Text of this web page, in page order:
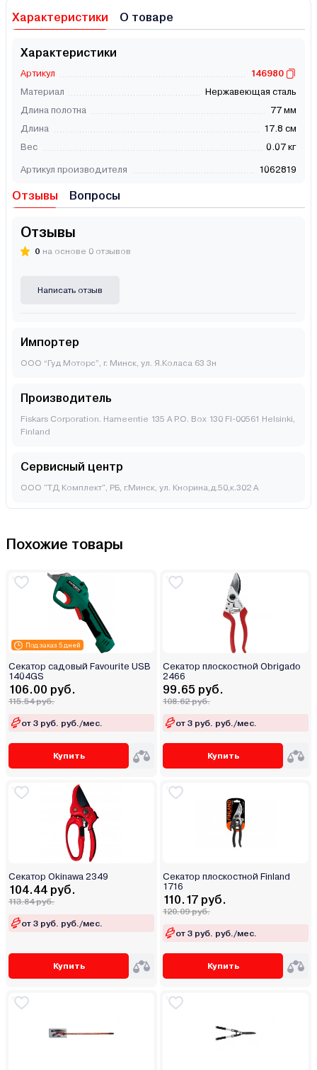
Характеристики О товаре
Характеристики
Артикул
146980
Материал
Нержавеющая сталь
Длина полотна
77 мм
Длина
17.8 см
Вес
0.07 кг
Артикул производителя 1062819
Отзывы Вопросы
Отзывы
0 на основе 0 отзывов
Написать отзыв
Импортер
ООО “Гуд Моторс”, г. Минск, ул. Я.Коласа 63 3н
Производитель
Fiskars Corporation. Hameentie 135 A P.O. Box 130 FI-00561 Helsinki,
Finland
Сервисный центр
ООО "ТД Комплект", РБ, г.Минск, ул. Кнорина,д.50,к.302 А
Похожие товары
Под заказ 5 дней
Секатор садовый Favourite USB
1404GS
106.00 руб.
115.54 руб.
от 3 руб. руб./мес.
Купить
Секатор плоскостной Obrigado
2466
99.65 руб.
108.62 руб.
от 3 руб. руб./мес.
Купить
Cекатор Okinawa 2349
104.44 руб.
113.84 руб.
от 3 руб. руб./мес.
Купить
Секатор плоскостной Finland
1716
110.17 руб.
120.09 руб.
от 3 руб. руб./мес.
Купить